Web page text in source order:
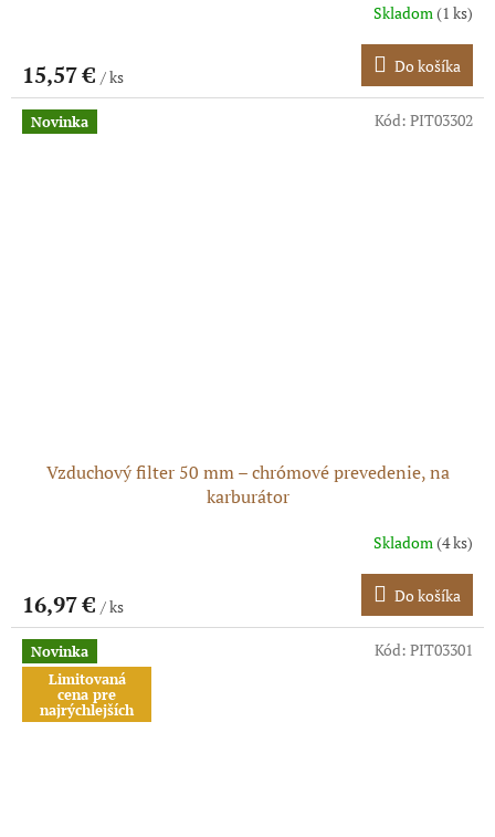
Skladom(1 ks)
15,57 € / ks
Do košíka
Novinka
Vzduchový filter 50 mm – chrómové prevedenie, na
karburátor
Skladom (4 ks)
16,97 € / ks
Do košíka
Kód: PIT03302
Novinka
Limitovaná
cena pre
najrýchlejších
Kód: PIT03301